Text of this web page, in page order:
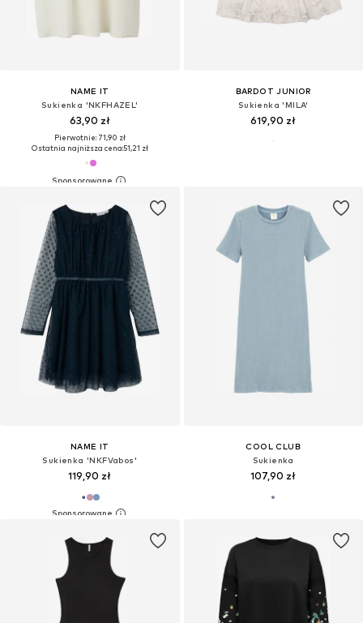
NAME IT
Sukienka 'NKFHAZEL'
63,90 zł
Pierwotnie: 71,90 zł
Ostatnia najniższa cena:51,21 zł
BARDOT JUNIOR
Sukienka 'MILA'
619,90 zł
NAME IT
Sukienka 'NKFVabos'
119,90 zł
COOL CLUB
Sukienka
107,90 zł